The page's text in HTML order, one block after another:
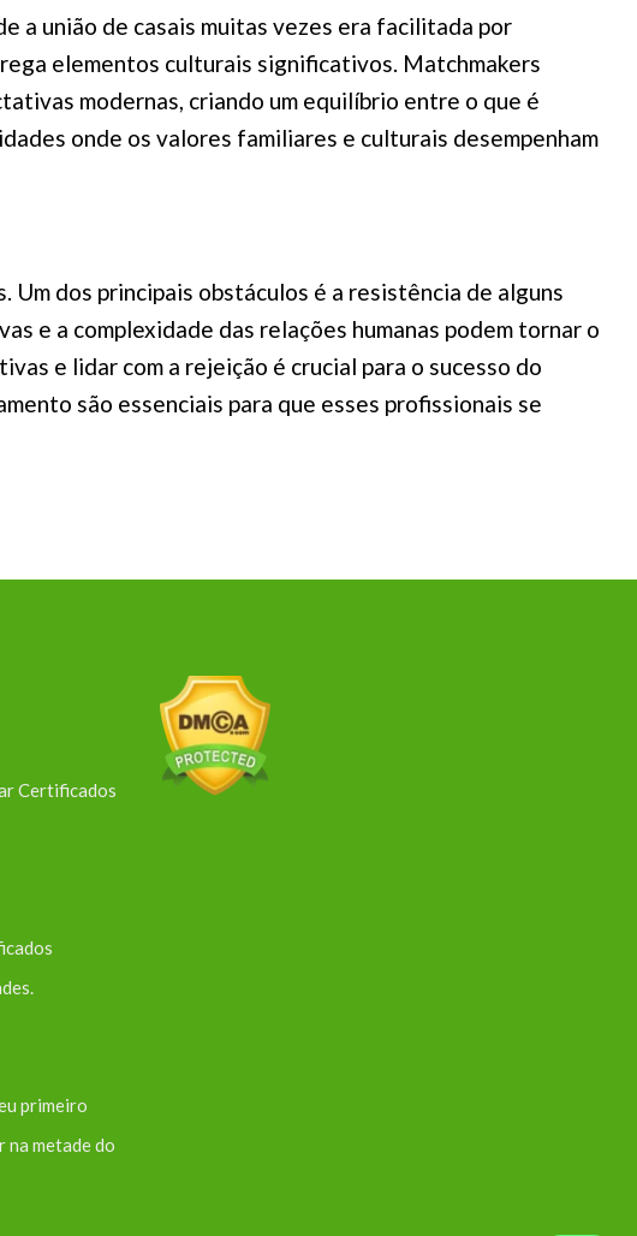
a união de casais muitas vezes era facilitada por
elementos culturais significativos. Matchmakers
modernas, criando um equilíbrio entre o que é
onde os valores familiares e culturais desempenham
dos principais obstáculos é a resistência de alguns
e a complexidade das relações humanas podem tornar o
e lidar com a rejeição é crucial para o sucesso do
são essenciais para que esses profissionais se
Certificados
primeiro
na metade do